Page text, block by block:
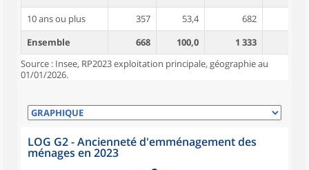
10 ans ou plus
357 53,4 682
Ensemble
668 100,0 1 333
Source : Insee, RP2023 exploitation principale, géographie au
01/01/2026.
LOG G2 - Ancienneté d'emménagement des
ménages en 2023